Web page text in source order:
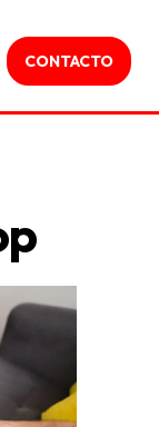
CONTACTO